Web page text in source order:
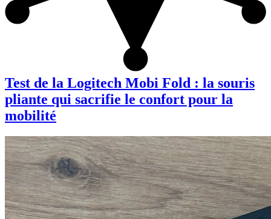
Test de la Logitech Mobi Fold : la souris
pliante qui sacrifie le confort pour la
mobilité